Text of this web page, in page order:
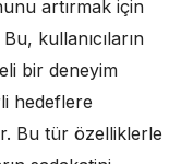
artırmak için
kullanıcıların
bir deneyim
hedeflere
Bu tür özelliklerle